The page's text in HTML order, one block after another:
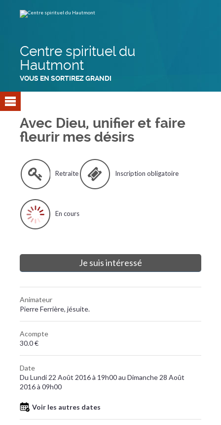
contenu.
Centre spirituel du
Hautmont
VOUS EN SORTIREZ GRANDI
Avec Dieu, unifier et faire
fleurir mes désirs
Retraite Inscription obligatoire
En cours
Je suis intéressé
Animateur
Pierre Ferrière, jésuite.
Acompte
30.0 €
Date
Du Lundi 22 Août 2016 à 19h00 au Dimanche 28 Août
2016 à 09h00
Voir les autres dates